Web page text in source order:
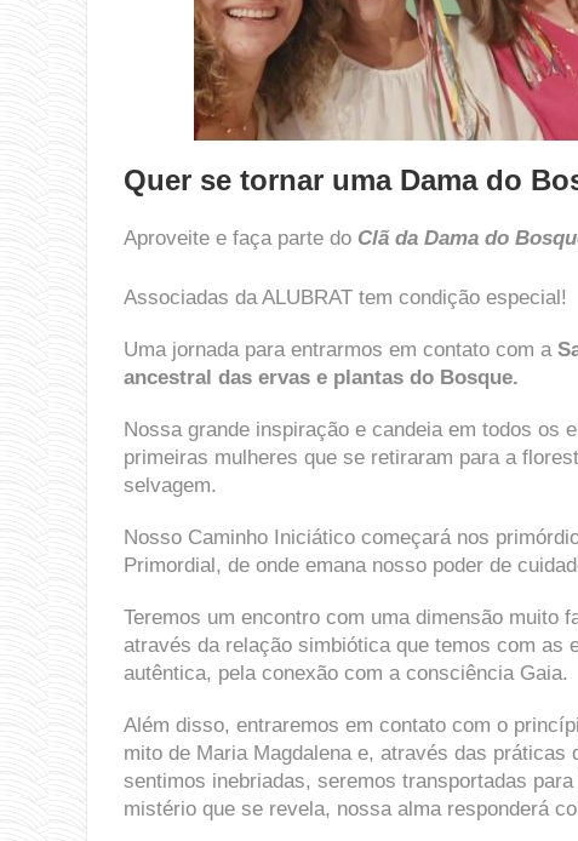
Quer se tornar uma Dama do
Aproveite e faça parte do Clã da Dama do
Associadas da ALUBRAT tem condição especial!
Uma jornada para entrarmos em contato com a
ancestral das ervas e plantas do Bosque.
Nossa grande inspiração e candeia em todos os
primeiras mulheres que se retiraram para a
selvagem.
Nosso Caminho Iniciático começará nos
Primordial, de onde emana nosso poder de
Teremos um encontro com uma dimensão muito
através da relação simbiótica que temos com as
autêntica, pela conexão com a consciência Gaia.
Além disso, entraremos em contato com o
mito de Maria Magdalena e, através das
sentimos inebriadas, seremos transportadas
mistério que se revela, nossa alma responderá